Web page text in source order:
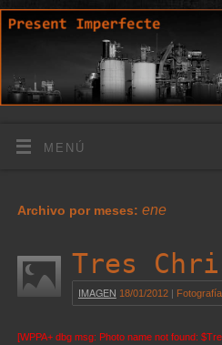
MENÚ
Archivo por meses: ene
Tres
IMAGEN 18/01/2012 |
[WPPA+ dbg msg: Photo name not found: